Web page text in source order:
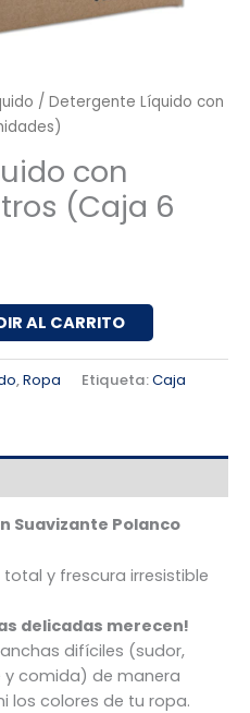
/ Detergente Líquido con
con
(Caja 6
AL CARRITO
,Ropa Etiqueta:Caja
Suavizante Polanco
y frescura irresistible
delicadas merecen!
difíciles (sudor,
y comida) de manera
los colores de tu ropa.